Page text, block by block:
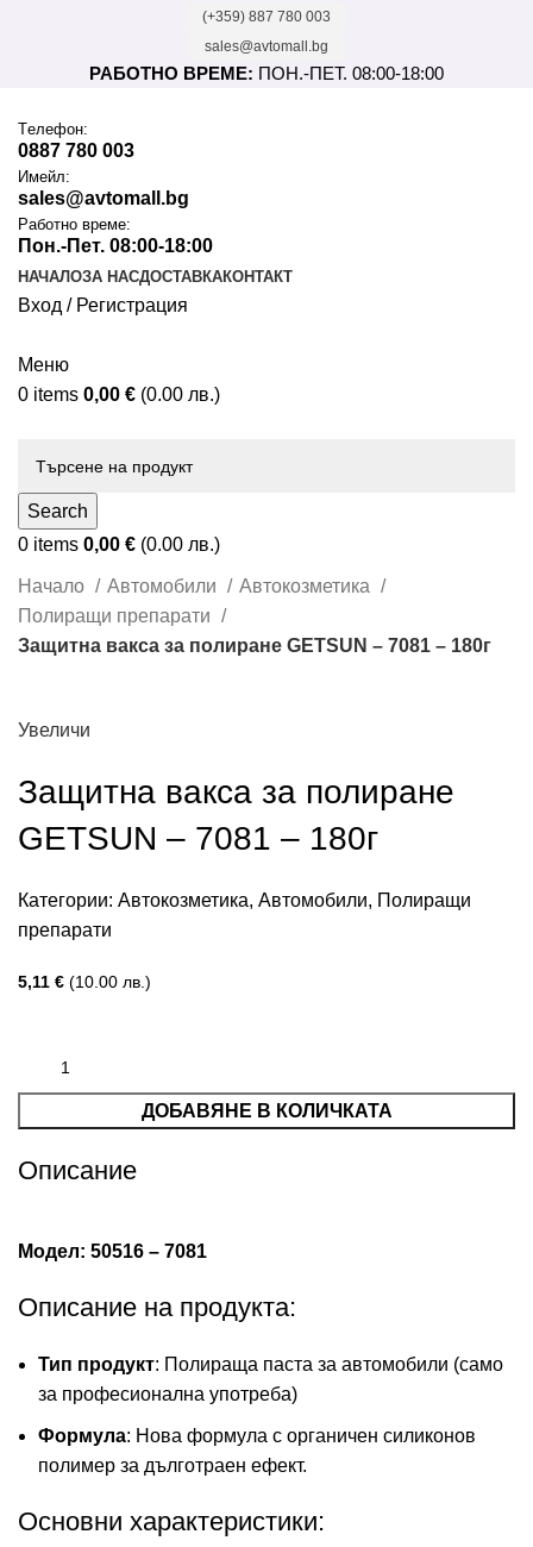
(+359) 887 780 003
sales@avtomall.bg
РАБОТНО ВРЕМЕ: ПОН.-ПЕТ. 08:00-18:00
Tелефон:
0887 780 003
Имейл:
sales@avtomall.bg
Работно време:
Пон.-Пет. 08:00-18:00
НАЧАЛОЗА НАСДОСТАВКАКОНТАКТ
Вход / Регистрация
Меню
0 items 0,00 € (0.00 лв.)
Search
0 items 0,00 € (0.00 лв.)
Начало Автомобили
Автокозметика
Полиращи препарати
Защитна вакса за полиране GETSUN – 7081 – 180г
Увеличи
Защитна вакса за полиране
GETSUN – 7081 – 180г
Категории: Автокозметика, Автомобили, Полиращи
препарати
5,11 € (10.00 лв.)
ДОБАВЯНЕ В КОЛИЧКАТА
Описание
Модел: 50516 – 7081
Описание на продукта:
Тип продукт: Полираща паста за автомобили (само
за професионална употреба)
Формула: Нова формула с органичен силиконов
полимер за дълготраен ефект.
Основни характеристики: